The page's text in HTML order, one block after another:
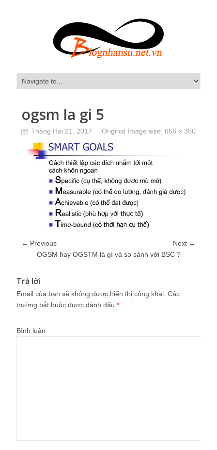
ogsm la gi 5
Tháng Hai 21, 2017 Original Image size: 656 × 350
← Previous
Next →
OGSM hay OGSTM là gì và so sánh với BSC ?
Trả lời
Email của bạn sẽ không được hiển thị công khai. Các
trường bắt buộc được đánh dấu *
Bình luận